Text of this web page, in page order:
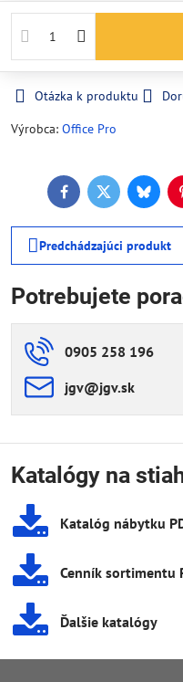
Otázka k produktu
Výrobca: Office Pro
FacebookTwitter
Predchádzajúci produkt
Potrebujete
0905 258 196
jgv​@jgv​.sk
Katalógy na
Katalóg nábytku
Cenník sortimentu
Ďalšie katalógy